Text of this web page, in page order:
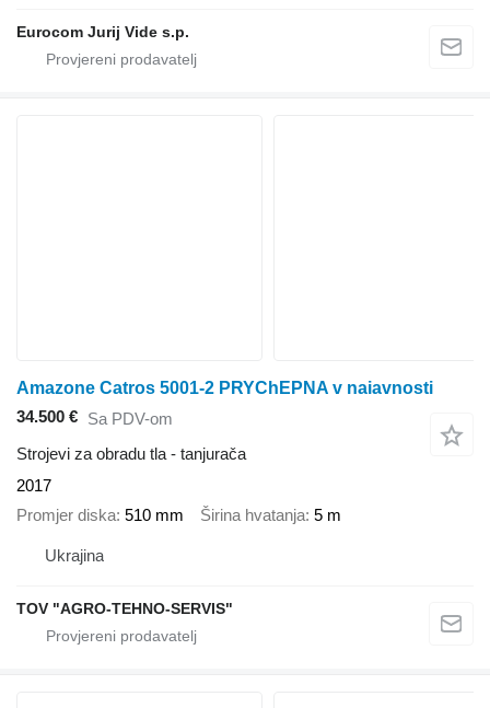
Eurocom Jurij Vide s.p.
Amazone Catros 5001-2 PRYChEPNA v naiavnosti
34.500 € Sa PDV-om
Strojevi za obradu tla - tanjurača
2017
Promjer diska 510 mm Širina hvatanja 5 m
Ukrajina
TOV "AGRO-TEHNO-SERVIS"